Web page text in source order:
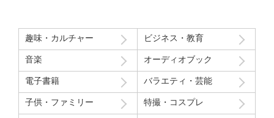
価格の安い順
価格の高い順
月間ランキング
年間ランキング
趣味・カルチャー ビジネス・教育
音楽 オーディオブック
電子書籍 バラエティ・芸能
子供・ファミリー 特撮・コスプレ